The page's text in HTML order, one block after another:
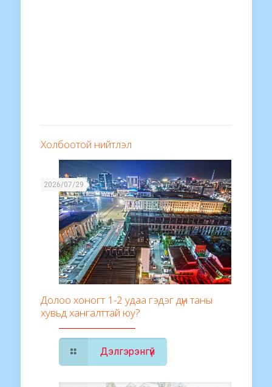
Холбоотой нийтлэл
2026/07/29
Долоо хоногт 1-2 удаа гэдэг дүн таны
хувьд хангалттай юу?
Дэлгэрэнгүй